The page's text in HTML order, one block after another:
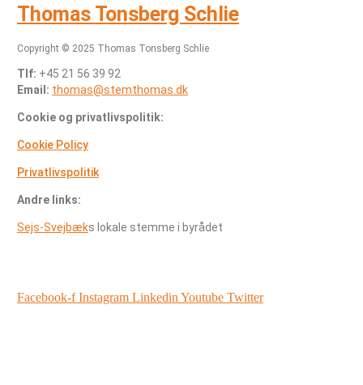
Thomas Tonsberg Schlie
Copyright © 2025 Thomas Tonsberg Schlie
Tlf: +45 21 56 39 92
Email: thomas@stemthomas.dk
Cookie og privatlivspolitik:
Cookie Policy
Privatlivspolitik
Andre links:
Sejs-Svejbæks lokale stemme i byrådet
Facebook-f Instagram Linkedin Youtube Twitter